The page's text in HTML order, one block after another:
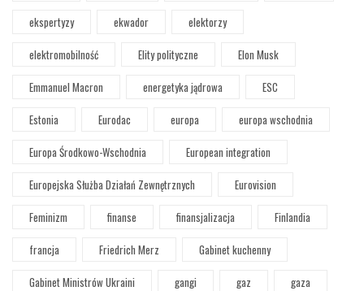
ekspertyzy
ekwador
elektorzy
elektromobilność
Elity polityczne
Elon Musk
Emmanuel Macron
energetyka jądrowa
ESC
Estonia
Eurodac europa
europa wschodnia
Europa Środkowo-Wschodnia
European integration
Europejska Służba Działań Zewnętrznych
Eurovision
Feminizm
finanse finansjalizacja
Finlandia
francja
Friedrich Merz
Gabinet kuchenny
Gabinet Ministrów Ukraini
gangi gaz
gaza